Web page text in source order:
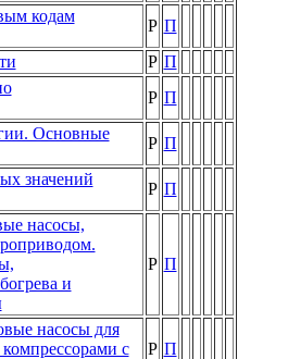
кодам
Р П
Р П
Р П
Основные
Р П
значений
Р П
насосы,
и
Р П
насосы для
с
Р П